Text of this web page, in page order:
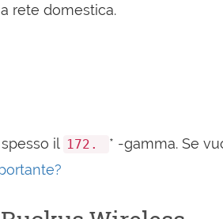
rete domestica.
il 172.
* -gamma. Se